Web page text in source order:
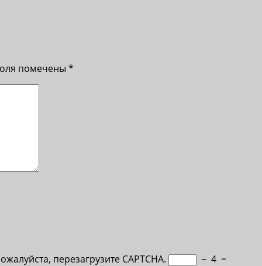
помечены *
перезагрузите CAPTCHA. − 4 =